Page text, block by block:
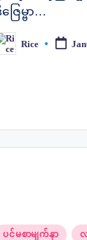
ြေမ္ဗာ…
Rice
ပင်မစာမျက်နှာ